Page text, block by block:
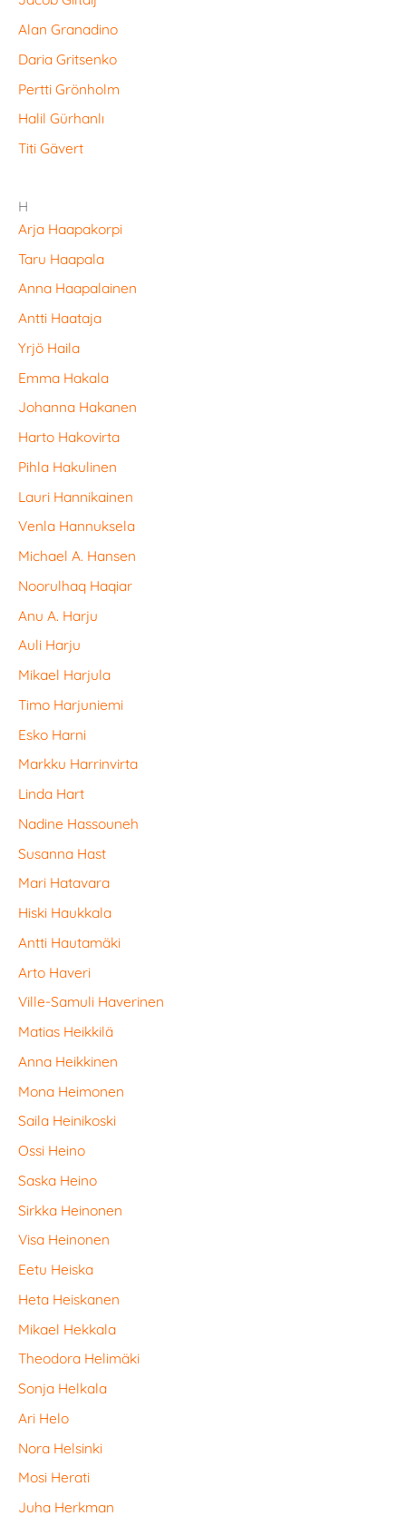
Alan Granadino
Daria Gritsenko
Pertti Grönholm
Halil Gürhanlı
Titi Gävert
H
Arja Haapakorpi
Taru Haapala
Anna Haapalainen
Antti Haataja
Yrjö Haila
Emma Hakala
Johanna Hakanen
Harto Hakovirta
Pihla Hakulinen
Lauri Hannikainen
Venla Hannuksela
Michael A. Hansen
Noorulhaq Haqiar
Anu A. Harju
Auli Harju
Mikael Harjula
Timo Harjuniemi
Esko Harni
Markku Harrinvirta
Linda Hart
Nadine Hassouneh
Susanna Hast
Mari Hatavara
Hiski Haukkala
Antti Hautamäki
Arto Haveri
Ville-Samuli Haverinen
Matias Heikkilä
Anna Heikkinen
Mona Heimonen
Saila Heinikoski
Ossi Heino
Saska Heino
Sirkka Heinonen
Visa Heinonen
Eetu Heiska
Heta Heiskanen
Mikael Hekkala
Theodora Helimäki
Sonja Helkala
Ari Helo
Nora Helsinki
Mosi Herati
Juha Herkman